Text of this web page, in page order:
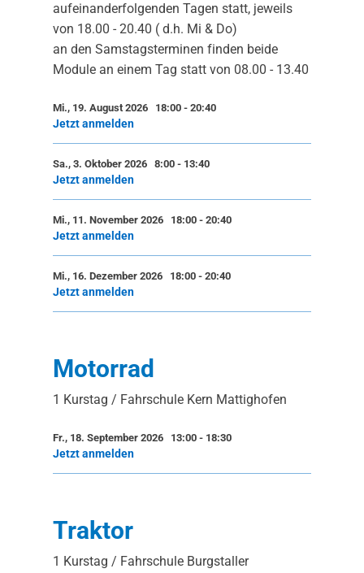
aufeinanderfolgenden Tagen statt, jeweils
von 18.00 - 20.40 ( d.h. Mi & Do)
an den Samstagsterminen finden beide
Module an einem Tag statt von 08.00 - 13.40
Jetzt anmelden
Mi., 19. August 2026 18:00- 20:40
Jetzt anmelden
Sa., 3. Oktober 2026 8:00- 13:40
Jetzt anmelden
Mi., 11. November 2026 18:00- 20:40
Jetzt anmelden
Mi., 16. Dezember 2026 18:00- 20:40
Motorrad
1 Kurstag / Fahrschule Kern Mattighofen
Jetzt anmelden
Fr., 18. September 2026 13:00- 18:30
Traktor
1 Kurstag / Fahrschule Burgstaller